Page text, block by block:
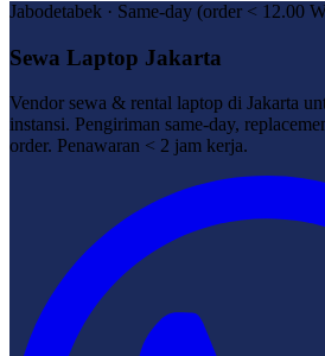
Jabodetabek · Same-day (order < 12.00
Sewa Laptop Jakarta
Vendor sewa & rental laptop di Jakarta
instansi. Pengiriman same-day,
order. Penawaran < 2 jam kerja.